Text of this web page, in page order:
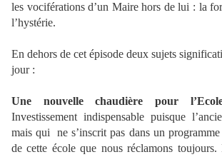
les vociférations d’un Maire hors de lui : la
l’hystérie.
En dehors de cet épisode deux sujets
jour :
Une nouvelle chaudière pour
Investissement indispensable puisque
mais qui
ne s’inscrit pas dans un
de cette école que nous réclamons